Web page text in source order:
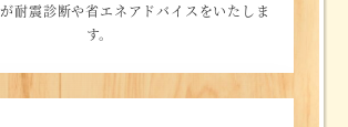
耐震診断や省エネアドバイスをいたしま
す。